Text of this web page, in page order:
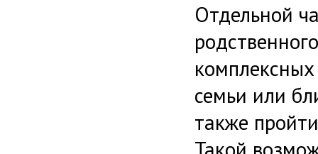
Отдельной
семьи или
также